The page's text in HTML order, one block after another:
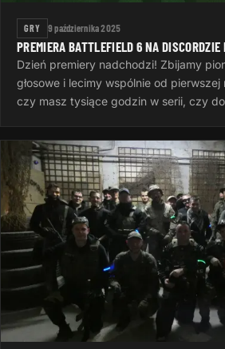
GRY 9 października 2025
PREMIERA BATTLEFIELD 6 NA DISCORDZIE
Dzień premiery nadchodzi! Zbijamy
głosowe i lecimy wspólnie od pierwszej
czy masz tysiące godzin w serii, czy